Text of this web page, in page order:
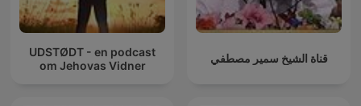
UDSTØDT - en podcast
om Jehovas Vidner
قناة الشيخ سمير مصطفي